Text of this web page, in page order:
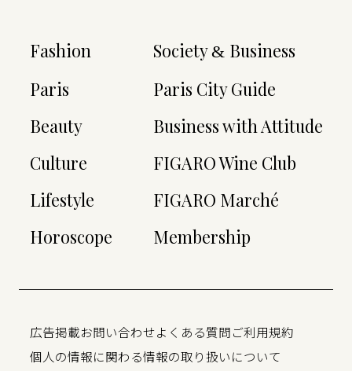
Fashion
Paris
Beauty
Culture
Lifestyle
Horoscope
Society& Business
Paris City Guide
Business with Attitude
FIGARO Wine Club
FIGARO Marché
Membership
広告掲載お問い合わせよくある質問ご利用規約
個人の情報に関わる情報の取り扱いについて